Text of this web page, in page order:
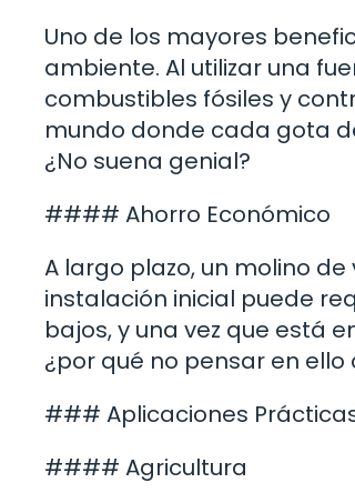
Uno de los mayores
ambiente. Al utilizar una
combustibles fósiles y
mundo donde cada gota
¿No suena genial?
#### Ahorro Económico
A largo plazo, un molino
instalación inicial puede
bajos, y una vez que está
¿por qué no pensar en
### Aplicaciones
#### Agricultura